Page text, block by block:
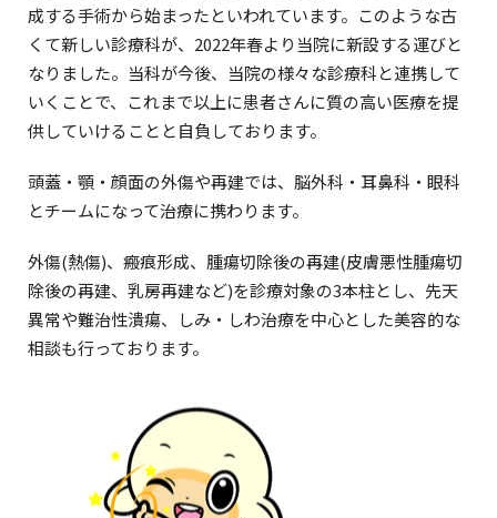
成する手術から始まったといわれています。このような古
くて新しい診療科が、2022年春より当院に新設する運びと
なりました。当科が今後、当院の様々な診療科と連携して
いくことで、これまで以上に患者さんに質の高い医療を提
供していけることと自負しております。
頭蓋・顎・顔面の外傷や再建では、脳外科・耳鼻科・眼科
とチームになって治療に携わります。
外傷(熱傷)、瘢痕形成、腫瘍切除後の再建(皮膚悪性腫瘍切
除後の再建、乳房再建など)を診療対象の3本柱とし、先天
異常や難治性潰瘍、しみ・しわ治療を中心とした美容的な
相談も行っております。